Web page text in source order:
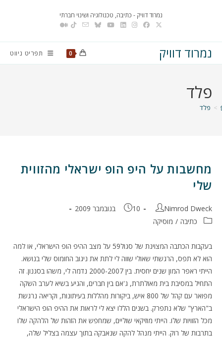
נמרוד דוויק - כתיבה, טכנולוגיה ושינוי חברתי
נמרוד דוויק 0 תפריט ניווט
פלד
> פלד
מחשבות על היפ הופ ישראלי מהזווית
שלי
מחבר:
Nimrod Dweck פורסם:
10 בנובמבר 2009
קטגוריה:כתיבה / מוסיקה
בעקבות הכתבה המצוינת של סגול59 על מצב ההיפ הופ הישראלי, או למה
הוא לא תפס, הרגשתי שאולי שווה לי לתת את ניגוב החומוס שלי בנושא.
הייתי ראפר המון שנים יחסית. בין 2000-2007 נדמה לי, משהו בסגנון. זה
התחיל במסיבת בית מאולתרת, ג'אם בין חברים, והגיע בשיא לערב השקה
מפואר עם קהל של 800 איש, ביקורות מהללות בעיתונות, וקריאה נרגשת
ב"הארץ" שלא נתפרק. בשנים הללו יצא לי לראות את ההיפ הופ הישראלי
מכל הזוויות שלו. הייתי מוזיקאי שוליים, שמחפש את הזהות של הלהקה שלו
בתרבות של רוק. הייתי מנהל להקה שנאבקה בתוך עצמה בצליל שלה,